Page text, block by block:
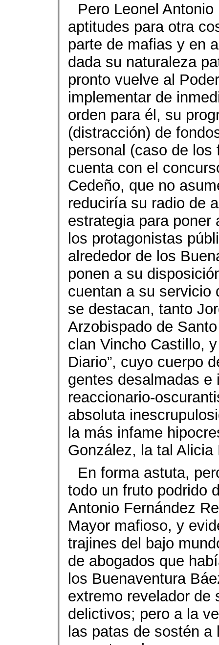
Pero Leonel
aptitudes para otra
parte de mafias y en
dada su naturaleza
pronto vuelve al
implementar de
orden para él, su
(distracción) de
personal (caso de
cuenta con el
Cedeño, que no
reduciría su radio de
estrategia para poner
los protagonistas
alrededor de los
ponen a su
cuentan a su servicio
se destacan, tanto
Arzobispado de
clan Vincho Castillo,
Diario”, cuyo cuerpo
gentes desalmadas
reaccionario-
absoluta
la más infame
González, la tal
En forma astuta,
todo un fruto podrido
Antonio Fernández
Mayor mafioso, y
trajines del bajo
de abogados que
los Buenaventura
extremo revelador de
delictivos; pero a la
las patas de sostén